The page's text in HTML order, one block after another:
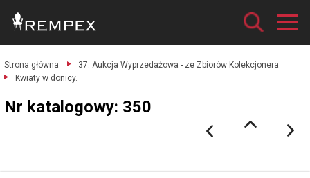
Strona główna
37. Aukcja Wyprzedażowa - ze Zbiorów Kolekcjonera
Kwiaty w donicy.
Nr katalogowy: 350